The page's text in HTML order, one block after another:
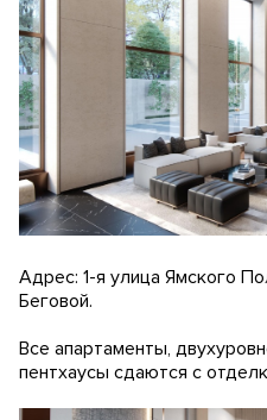
Адрес: 1-я улица Ямского
Беговой.
Все апартаменты,
пентхаусы сдаются с